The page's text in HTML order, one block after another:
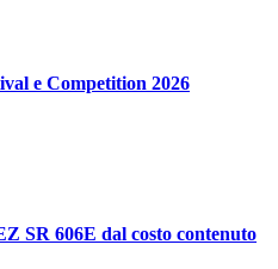
e Competition 2026
SR 606E dal costo contenuto